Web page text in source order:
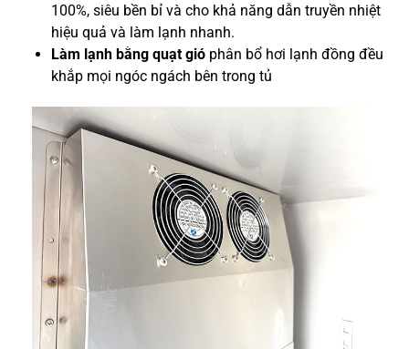
100%, siêu bền bỉ và cho khả năng dẫn truyền nhiệt
hiệu quả và làm lạnh nhanh.
Làm lạnh bằng quạt gió phân bổ hơi lạnh đồng đều
khắp mọi ngóc ngách bên trong tủ